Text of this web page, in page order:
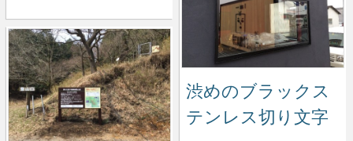
渋めのブラックス
テンレス切り文字